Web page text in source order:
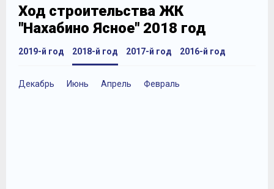
Ход строительства ЖК
"Нахабино Ясное" 2018 год
2019-й год 2018-й год
Декабрь Июнь Апрель Февраль
2017-й год 2016-й год